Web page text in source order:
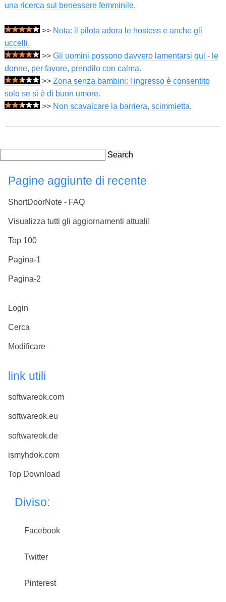
una ricerca sul benessere femminile.
>> Nota: il pilota adora le hostess e anche gli
uccelli.
>> Gli uomini possono davvero lamentarsi qui - le
donne, per favore, prendilo con calma.
>> Zona senza bambini: l'ingresso è consentito
solo se si è di buon umore.
>> Non scavalcare la barriera, scimmietta.
Search
Pagine aggiunte di recente
ShortDoorNote - FAQ
Visualizza tutti gli aggiornamenti attuali!
Top 100
Pagina-1
Pagina-2
Login
Cerca
Modificare
link utili
softwareok.com
softwareok.eu
softwareok.de
ismyhdok.com
Top Download
Diviso:
Facebook
Twitter
Pinterest